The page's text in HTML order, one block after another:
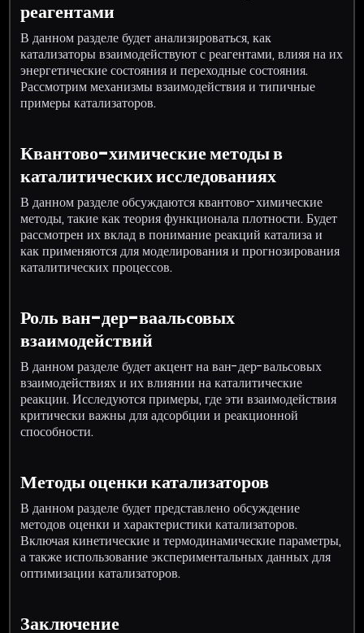
реагентами
В данном разделе будет анализироваться, как
катализаторы взаимодействуют с реагентами, влияя на их
энергетические состояния и переходные состояния.
Рассмотрим механизмы взаимодействия и типичные
примеры катализаторов.
Квантово-химические методы в
каталитических исследованиях
В данном разделе обсуждаются квантово-химические
методы, такие как теория функционала плотности. Будет
рассмотрен их вклад в понимание реакций катализа и
как применяются для моделирования и прогнозирования
каталитических процессов.
Роль ван-дер-ваальсовых
взаимодействий
В данном разделе будет акцент на ван-дер-вальсовых
взаимодействиях и их влиянии на каталитические
реакции. Исследуются примеры, где эти взаимодействия
критически важны для адсорбции и реакционной
способности.
Методы оценки катализаторов
В данном разделе будет представлено обсуждение
методов оценки и характеристики катализаторов.
Включая кинетические и термодинамические параметры,
а также использование экспериментальных данных для
оптимизации катализаторов.
Заключение